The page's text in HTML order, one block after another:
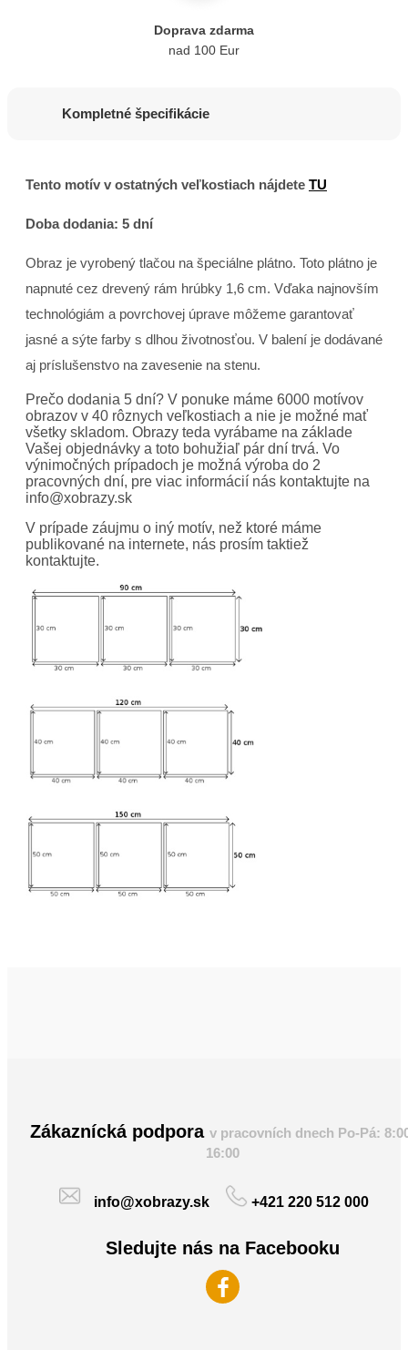
Doprava zdarma
nad 100 Eur
Kompletné špecifikácie
Tento motív v ostatných veľkostiach nájdete TU
Doba dodania: 5 dní
Obraz je vyrobený tlačou na špeciálne plátno. Toto plátno je
napnuté cez drevený rám hrúbky 1,6 cm. Vďaka najnovším
technológiám a povrchovej úprave môžeme garantovať
jasné a sýte farby s dlhou životnosťou. V balení je dodávané
aj príslušenstvo na zavesenie na stenu.
Prečo dodania 5 dní? V ponuke máme 6000 motívov
obrazov v 40 rôznych veľkostiach a nie je možné mať
všetky skladom. Obrazy teda vyrábame na základe
Vašej objednávky a toto bohužiaľ pár dní trvá. Vo
výnimočných prípadoch je možná výroba do 2
pracovných dní, pre viac informácií nás kontaktujte na
info@xobrazy.sk
V prípade záujmu o iný motív, než ktoré máme
publikované na internete, nás prosím taktiež
kontaktujte.
Zákaznícká podpora v pracovních dnech Po-Pá:
16:00
info@xobrazy.sk +421 220 512 000
Sledujte nás na Facebooku